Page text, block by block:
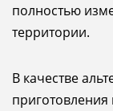
полностью
территории.
В качестве